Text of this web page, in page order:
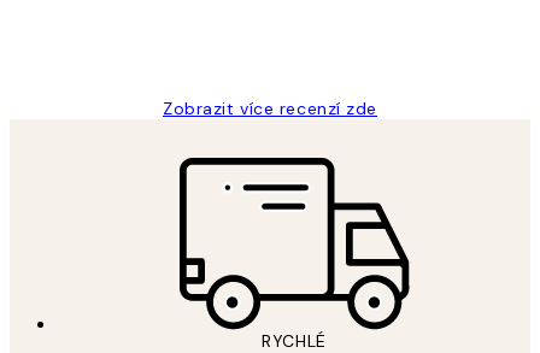
Zobrazit více recenzí zde
RYCHLÉ